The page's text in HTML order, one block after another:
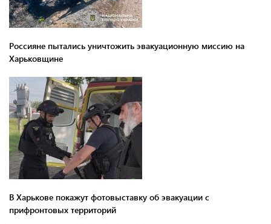
Россияне пытались уничтожить эвакуационную миссию на
Харьковщине
В Харькове покажут фотовыставку об эвакуации с
прифронтовых территорий